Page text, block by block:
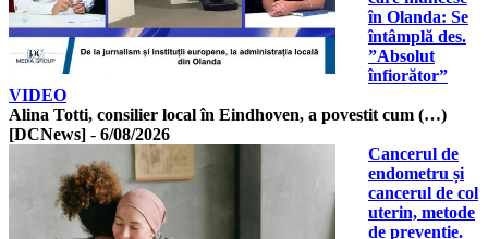
în Olanda: Se
întâmplă des.
”Absolut
înfiorător”
VIDEO
Alina Totti, consilier local în Eindhoven, a povestit cum (…)
[DCNews] - 6/08/2026
Cancerul de
endometru și
cancerul de col
uterin, metode
de prevenție.